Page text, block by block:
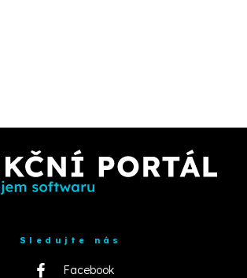
Sledujte nás
Facebook